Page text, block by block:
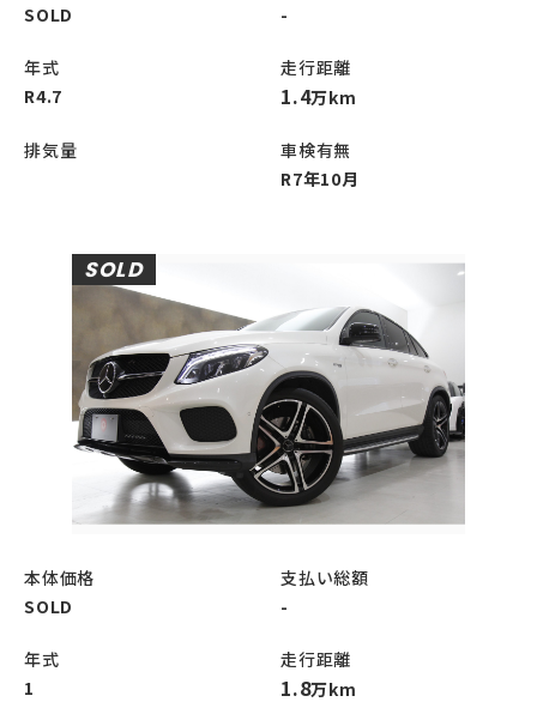
SOLD
-
年式
R4.7
走行距離
1.4万km
排気量
車検有無
R7年10月
SOLD
本体価格
SOLD
支払い総額
-
年式
1
走行距離
1.8万km